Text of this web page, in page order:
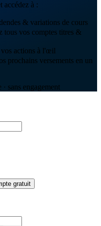
accédez à :
& variations de cours
tous vos comptes titres &
vos actions à l'œil
prochains versements en un
sans engagement
gratuit